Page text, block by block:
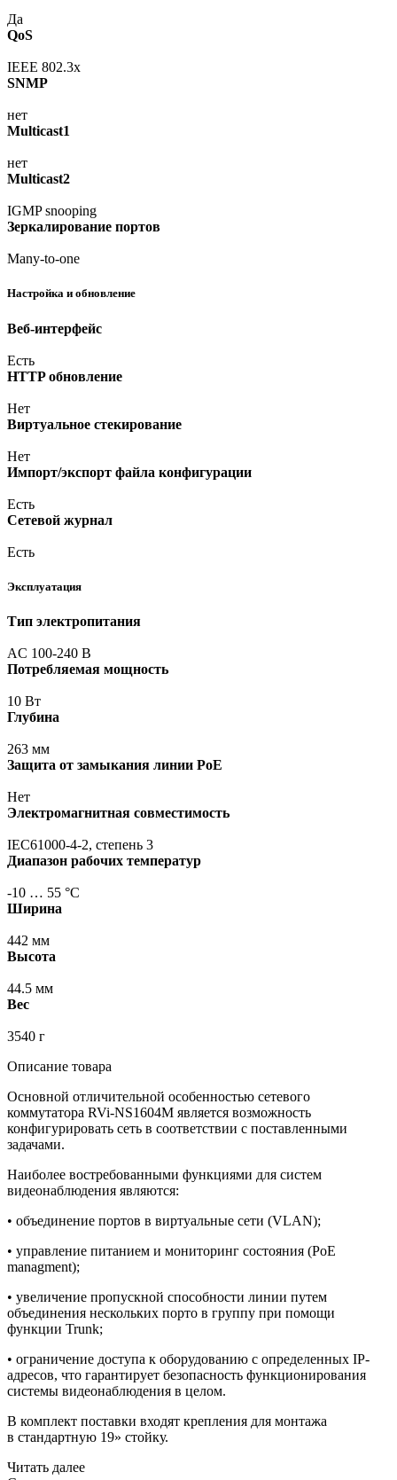
Да
QoS
IEEE 802.3x
SNMP
нет
Multicast1
нет
Multicast2
IGMP snooping
Зеркалирование портов
Many-to-one
Настройка и обновление
Веб-интерфейс
Есть
HTTP обновление
Нет
Виртуальное стекирование
Нет
Импорт/экспорт файла конфигурации
Есть
Сетевой журнал
Есть
Эксплуатация
Тип электропитания
AC 100-240 В
Потребляемая мощность
10 Вт
Глубина
263 мм
Защита от замыкания линии PoE
Нет
Электромагнитная совместимость
IEC61000-4-2, степень 3
Диапазон рабочих температур
-10 … 55 °С
Ширина
442 мм
Высота
44.5 мм
Вес
3540 г
Описание товара
Основной отличительной особенностью сетевого
коммутатора RVi-NS1604M является возможность
конфигурировать сеть в соответствии с поставленными
задачами.
Наиболее востребованными функциями для систем
видеонаблюдения являются:
• объединение портов в виртуальные сети (VLAN);
• управление питанием и мониторинг состояния (PoE
managment);
• увеличение пропускной способности линии путем
объединения нескольких порто в группу при помощи
функции Trunk;
• ограничение доступа к оборудованию с определенных IP-
адресов, что гарантирует безопасность функционирования
системы видеонаблюдения в целом.
В комплект поставки входят крепления для монтажа
в стандартную 19» стойку.
Читать далее